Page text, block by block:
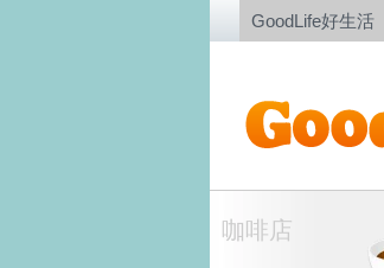
GoodLife好生活
咖啡店